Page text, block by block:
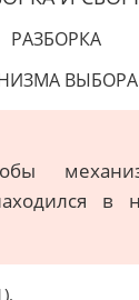
РАЗБОРКА
в